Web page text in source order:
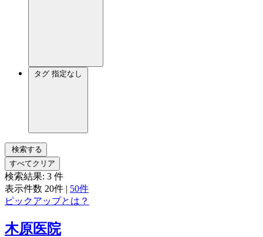
タグ 指定なし
検索する
すべてクリア
検索結果: 3 件
表示件数 20件 | 50件
ピックアップとは？
木原医院